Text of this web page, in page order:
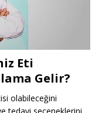
Eti
Gelir?
olabileceğini